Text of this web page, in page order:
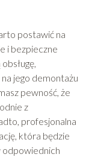
postawić na
i bezpieczne
jego demontażu
pewność, że
z
profesjonalna
która będzie
odpowiednich